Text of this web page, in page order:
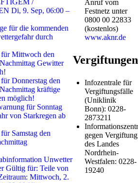
/
Di, 9. Sep, 06:00 –
für die kommenden
durch
Mittwoch den
Gewitter
Donnerstag den
kräftige
möglich!
für Sonntag
von Starkregen ab
Samstag den
Unwetter
Gültig für: Teile von
Mittwoch, 2.
Anruf vom
Festnetz unter
0800 00 22833
(kostenlos)
www.aknr.de
Vergiftungen
Infozentrale für
Vergiftungsfälle
(Uniklinik
Bonn): 0228-
2873211
gegen Vergiftung
des Landes
Nordrhein-
Westfalen: 0228-
19240